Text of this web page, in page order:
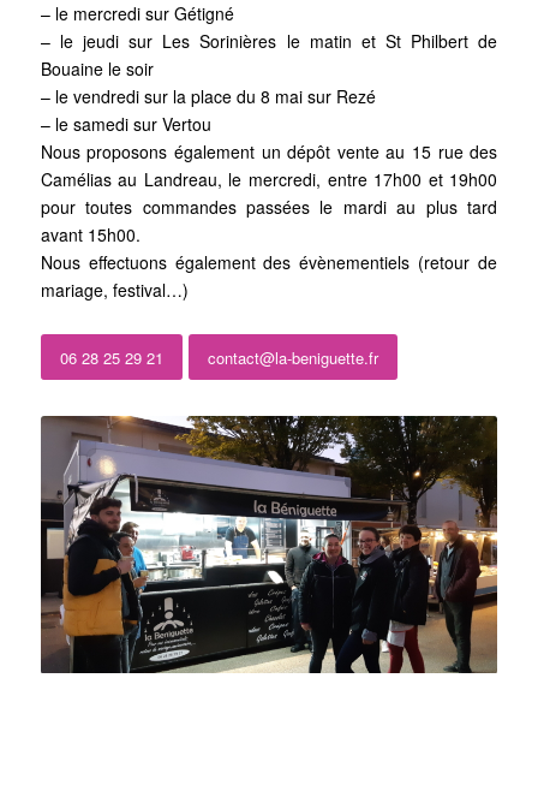
– le mercredi sur Gétigné
– le jeudi sur Les Sorinières le matin et St Philbert de
Bouaine le soir
– le vendredi sur la place du 8 mai sur Rezé
– le samedi sur Vertou
Nous proposons également un dépôt vente au 15 rue des
Camélias au Landreau, le mercredi, entre 17h00 et 19h00
pour toutes commandes passées le mardi au plus tard
avant 15h00.
Nous effectuons également des évènementiels (retour de
mariage, festival…)
06 28 25 29 21 contact@la-beniguette.fr